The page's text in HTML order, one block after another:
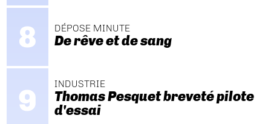
DÉPOSE MINUTE
De rêve et de sang
INDUSTRIE
Thomas Pesquet breveté pilote
d'essai